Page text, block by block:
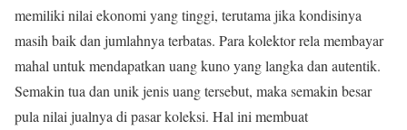
memiliki nilai ekonomi yang tinggi, terutama jika kondisinya
masih baik dan jumlahnya terbatas. Para kolektor rela membayar
mahal untuk mendapatkan uang kuno yang langka dan autentik.
Semakin tua dan unik jenis uang tersebut, maka semakin besar
pula nilai jualnya di pasar koleksi. Hal ini membuat